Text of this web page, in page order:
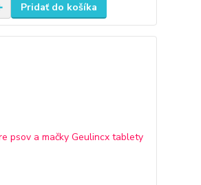
Pridať do košíka